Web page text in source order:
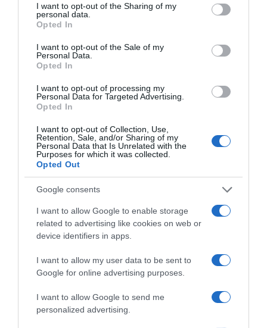
not limited to your visit or usage behaviour. You may click to
grant or deny consent to Google and its third-party tags to
use your data for below specified purposes in below Google
consent section.
I want to opt-out of the Sharing of my
personal data.
Opted In
I want to opt-out of the Sale of my
Personal Data.
Opted In
I want to opt-out of processing my
Personal Data for Targeted Advertising.
Opted In
I want to opt-out of Collection, Use,
Retention, Sale, and/or Sharing of my
Personal Data that Is Unrelated with the
Purposes for which it was collected.
Opted Out
Google consents
I want to allow Google to enable storage
related to advertising like cookies on web or
device identifiers in apps.
I want to allow my user data to be sent to
Google for online advertising purposes.
I want to allow Google to send me
personalized advertising.
Πότε χρειάζεται ένα παιδί να κάνει τις
γενικήαναισθησία σε νοσοκομείο;
Πρώτη επίσκεψη στον οδοντίατρο: πώς να
προετοιμάσουν οι γονείς τα παιδιά
Γιατί είναι σημαντικό να πάει το παιδί από νωρίς
στον οδοντίατρο;
Μονής Πετράκη 5 Κολωνάκι - 11521 Ελλάδα